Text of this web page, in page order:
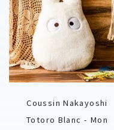
Coussin Nakayoshi
Totoro Blanc - Mon